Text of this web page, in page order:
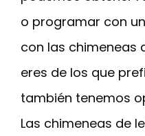
o programar con
con las chimeneas
eres de los que
también tenemos
Las chimeneas de